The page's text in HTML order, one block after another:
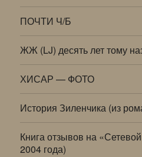
ПОЧТИ Ч/Б
ЖЖ (LJ) десять лет тому
ХИСАР — ФОТО
История Зиленчика (из
Книга отзывов на
2004 года)